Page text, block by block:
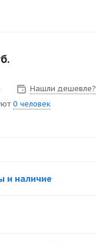
Нашли дешевле?
0 человек
и наличие